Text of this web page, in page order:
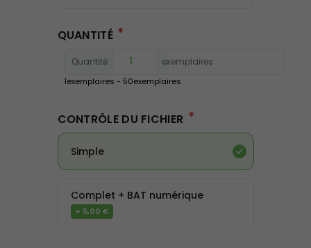
QUANTITÉ *
Quantité : exemplaires
1exemplaires - 50exemplaires
CONTRÔLE DU FICHIER *
Simple
Complet + BAT numérique
+ 5,00 €